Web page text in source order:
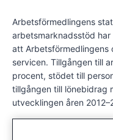
Arbetsförmedlingens
arbetsmarknadsstöd
att Arbetsförmedlingens
servicen. Tillgången till
procent, stödet till
tillgången till lönebidrag
utvecklingen åren